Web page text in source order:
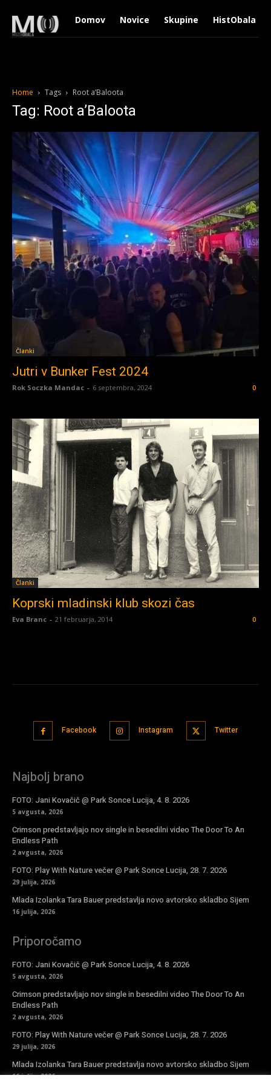
Domov Novice Skupine HistObala
Home Tags Root a’Baloota
Tag: Root a’Baloota
Članki
Jutri v Bunker Fest 2024
Rok Soczka Mandac - 6 septembra, 2024 0
Članki
Koprski mladinski klub skozi čas
Eva Branc - 21 februarja, 2014 0
Facebook Instagram Twitter
Najbolj brano
FOTO: Jani Kovačič @ Park Sonce Lucija, 4. 8. 2026
5 avgusta, 2026
Crimson predstavljajo nov single in besedilni video The Door To An
Endless Path
2 avgusta, 2026
FOTO: Play With Nature večer @ Park Sonce Lucija, 28. 7. 2026
29 julija, 2026
Mlada Izolanka Tara Bauer predstavlja novo avtorsko skladbo Sijem
16 julija, 2026
Priporočamo
FOTO: Jani Kovačič @ Park Sonce Lucija, 4. 8. 2026
5 avgusta, 2026
Crimson predstavljajo nov single in besedilni video The Door To An
Endless Path
2 avgusta, 2026
FOTO: Play With Nature večer @ Park Sonce Lucija, 28. 7. 2026
29 julija, 2026
Mlada Izolanka Tara Bauer predstavlja novo avtorsko skladbo Sijem
16 julija, 2026